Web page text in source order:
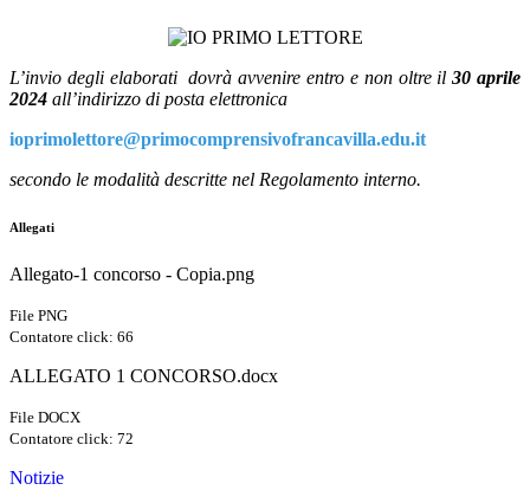
L’invio degli elaborati dovrà avvenire entro e non oltre il30 aprile
2024 all’indirizzo di posta elettronica
ioprimolettore@primocomprensivofrancavilla.edu.it
secondo le modalità descritte nel Regolamento interno.
Allegati
Allegato-1 concorso - Copia.png
File PNG
Contatore click: 66
ALLEGATO 1 CONCORSO.docx
File DOCX
Contatore click: 72
Notizie